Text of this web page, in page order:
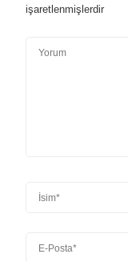
işaretlenmişlerdir